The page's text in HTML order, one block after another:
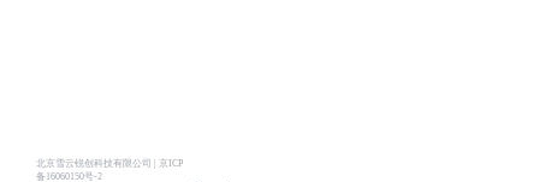
北京雪云锐创科技有限公司 | 京ICP
备16060150号-2